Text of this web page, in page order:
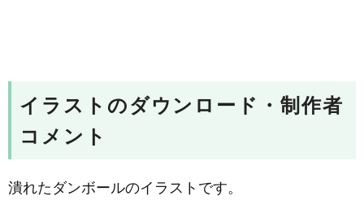
イラストのダウンロード・制作者
コメント
潰れたダンボールのイラストです。